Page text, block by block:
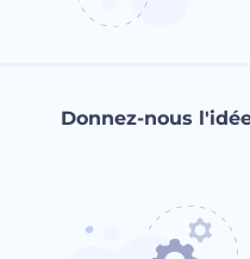
Donnez-nous